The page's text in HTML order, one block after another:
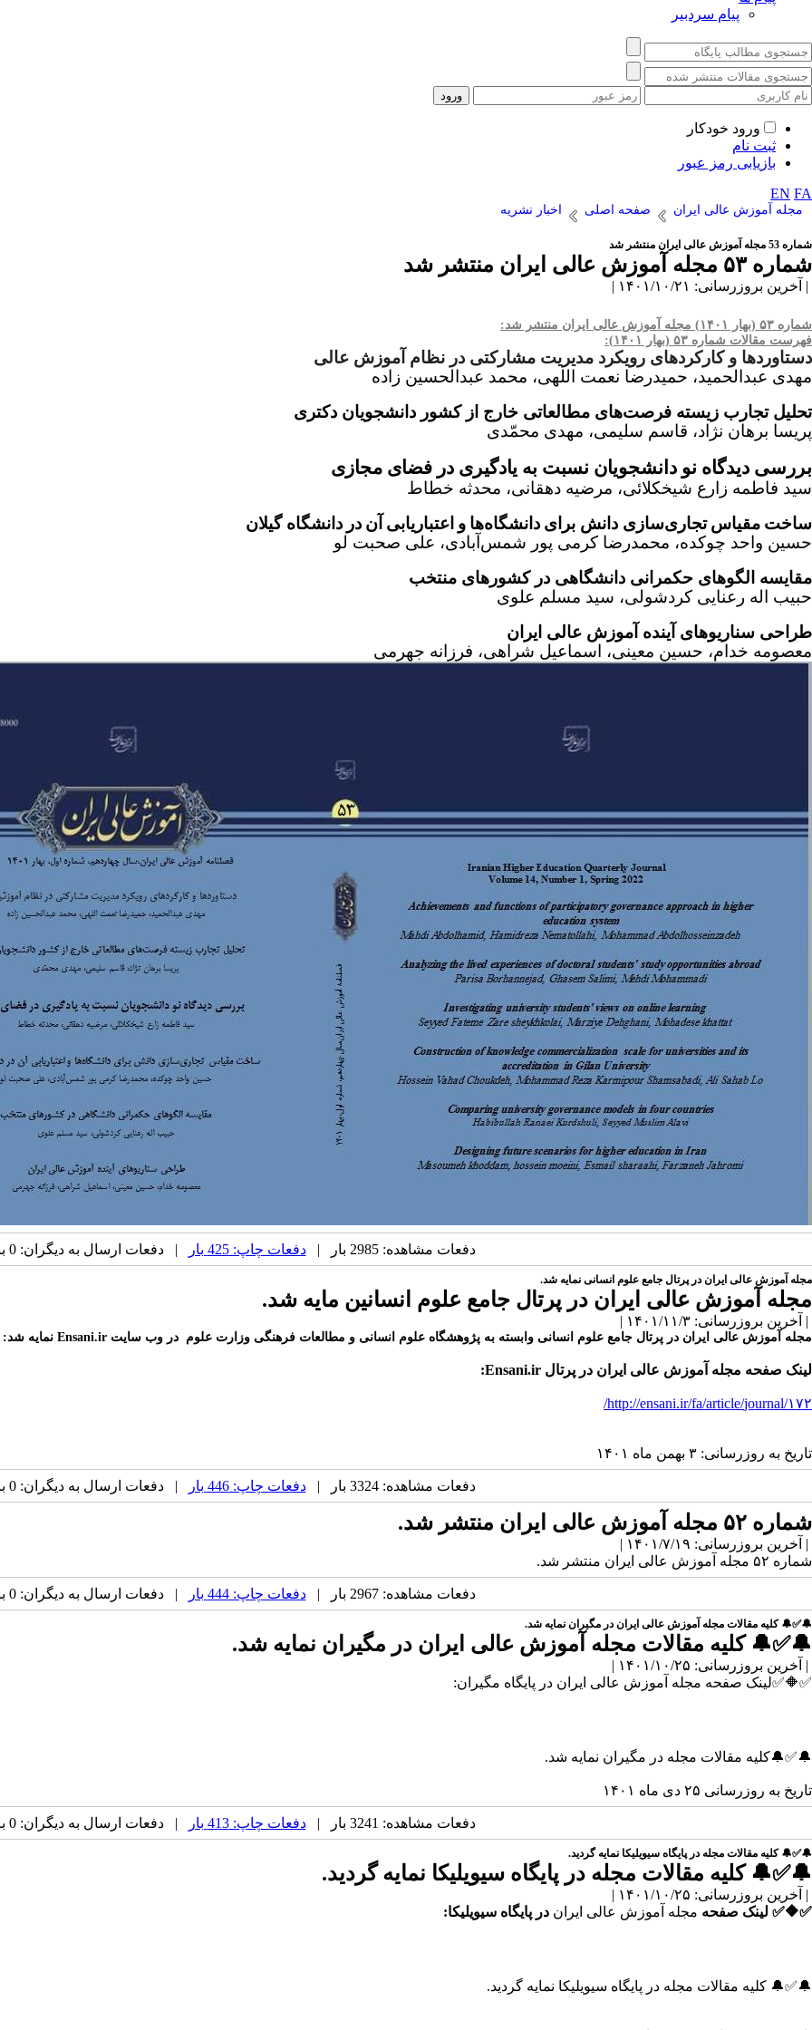
پیام سردبیر
ورود خودکار
ثبت نام
بازیابی رمز عبور
EN FA
مجله آموزش عالی ایران صفحه اصلی اخبار نشریه
شماره 53 مجله آموزش عالی ایران منتشر شد
شماره ۵۳ مجله آموزش عالی ایران منتشر شد
| آخرین بروزرسانی: ۱۴۰۱/۱۰/۲۱ |
شماره ۵۳ (بهار ۱۴۰۱) مجله آموزش عالی ایران منتشر شد:
فهرست مقالات شماره ۵۳ (بهار ۱۴۰۱):
دستاوردها و کارکردهای رویکرد مدیریت مشارکتی در نظام آموزش عالی
مهدی عبدالحمید، حمیدرضا نعمت اللهی، محمد عبدالحسین زاده
تحلیل تجارب زیسته فرصت‌های مطالعاتی خارج از کشور دانشجویان دکتری
پریسا برهان نژاد، قاسم سلیمی، مهدی محمّدی
بررسی دیدگاه نو دانشجویان نسبت به یادگیری در فضای مجازی
سید فاطمه زارع شیخکلائی، مرضیه دهقانی، محدثه خطاط
ساخت مقیاس تجاری‌سازی دانش برای دانشگاه‌ها و اعتباریابی آن در دانشگاه گیلان
حسین واحد چوکده، محمدرضا کرمی پور شمس‌آبادی، علی صحبت لو
مقایسه الگوهای حکمرانی دانشگاهی در کشورهای منتخب
حبیب اله رعنایی کردشولی، سید مسلم علوی
طراحی سناریوهای آینده آموزش عالی ایران
معصومه خدام، حسین معینی، اسماعیل شراهی، فرزانه جهرمی
دفعات مشاهده: 2985 بار | دفعات چاپ: 425 بار | دفعات ارسال به دیگران: 0 بار |
مجله آموزش عالی ایران در پرتال جامع علوم انسانی نمایه شد.
مجله آموزش عالی ایران در پرتال جامع علوم انسانین مایه شد.
| آخرین بروزرسانی: ۱۴۰۱/۱۱/۳ |
مجله آموزش عالی ایران در پرتال جامع علوم انسانی وابسته به پژوهشگاه علوم انسانی و مطالعات فرهنگی وزارت علوم در وب سایت Ensani.ir نمایه شد:
لینک صفحه مجله آموزش عالی ایران در پرتال Ensani.ir:
http://ensani.ir/fa/article/journal/۱۷۲/
تاریخ به روزرسانی: ۳ بهمن ماه ۱۴۰۱
دفعات مشاهده: 3324 بار | دفعات چاپ: 446 بار | دفعات ارسال به دیگران: 0 بار |
شماره ۵۲ مجله آموزش عالی ایران منتشر شد.
| آخرین بروزرسانی: ۱۴۰۱/۷/۱۹ |
شماره ۵۲ مجله آموزش عالی ایران منتشر شد.
دفعات مشاهده: 2967 بار | دفعات چاپ: 444 بار | دفعات ارسال به دیگران: 0 بار |
🔔✅🔔 کلیه مقالات مجله آموزش عالی ایران در مگیران نمایه شد.
🔔✅🔔 کلیه مقالات مجله آموزش عالی ایران در مگیران نمایه شد.
| آخرین بروزرسانی: ۱۴۰۱/۱۰/۲۵ |
✅🔶✅لینک صفحه مجله آموزش عالی ایران در پایگاه مگیران:
🔔✅🔔کلیه مقالات مجله در مگیران نمایه شد.
تاریخ به روزرسانی ۲۵ دی ماه ۱۴۰۱
دفعات مشاهده: 3241 بار | دفعات چاپ: 413 بار | دفعات ارسال به دیگران: 0 بار |
🔔✅🔔 کلیه مقالات مجله در پایگاه سیویلیکا نمایه گردید.
🔔✅🔔 کلیه مقالات مجله در پایگاه سیویلیکا نمایه گردید.
| آخرین بروزرسانی: ۱۴۰۱/۱۰/۲۵ |
✅🔶✅ لینک صفحه مجله آموزش عالی ایران در پایگاه سیویلیکا:
🔔✅🔔 کلیه مقالات مجله در پایگاه سیویلیکا نمایه گردید.